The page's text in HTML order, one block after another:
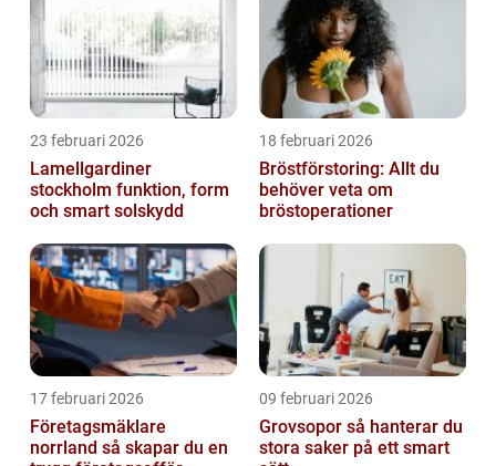
23 februari 2026
Lamellgardiner
stockholm funktion, form
och smart solskydd
18 februari 2026
Bröstförstoring: Allt du
behöver veta om
bröstoperationer
17 februari 2026
Företagsmäklare
norrland så skapar du en
09 februari 2026
Grovsopor så hanterar du
stora saker på ett smart